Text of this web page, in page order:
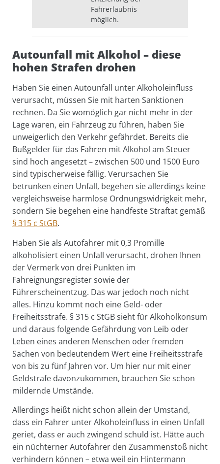
Fahrerlaubnis
möglich.
Autounfall mit Alkohol – diese
hohen Strafen drohen
Haben Sie einen Autounfall unter Alkoholeinfluss
verursacht, müssen Sie mit harten Sanktionen
rechnen. Da Sie womöglich gar nicht mehr in der
Lage waren, ein Fahrzeug zu führen, haben Sie
unweigerlich den Verkehr gefährdet. Bereits die
Bußgelder für das Fahren mit Alkohol am Steuer
sind hoch angesetzt – zwischen 500 und 1500 Euro
sind typischerweise fällig. Verursachen Sie
betrunken einen Unfall, begehen sie allerdings keine
vergleichsweise harmlose Ordnungswidrigkeit mehr,
sondern Sie begehen eine handfeste Straftat gemäß
§ 315 c StGB.
Haben Sie als Autofahrer mit 0,3 Promille
alkoholisiert einen Unfall verursacht, drohen Ihnen
der Vermerk von drei Punkten im
Fahreignungsregister sowie der
Führerscheinentzug. Das war jedoch noch nicht
alles. Hinzu kommt noch eine Geld- oder
Freiheitsstrafe. § 315 c StGB sieht für Alkoholkonsum
und daraus folgende Gefährdung von Leib oder
Leben eines anderen Menschen oder fremden
Sachen von bedeutendem Wert eine Freiheitsstrafe
von bis zu fünf Jahren vor. Um hier nur mit einer
Geldstrafe davonzukommen, brauchen Sie schon
mildernde Umstände.
Allerdings heißt nicht schon allein der Umstand,
dass ein Fahrer unter Alkoholeinfluss in einen Unfall
geriet, dass er auch zwingend schuld ist. Hätte auch
ein nüchterner Autofahrer den Zusammenstoß nicht
verhindern können – etwa weil ein Hintermann